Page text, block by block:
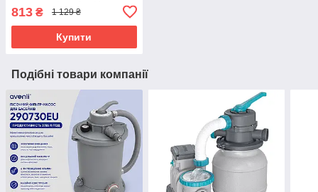
016630
813 ₴ 1 129 ₴
Купити
Подібні товари компанії